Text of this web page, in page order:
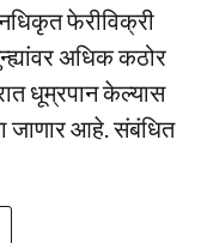
फेरीविक्री
अधिक कठोर
धूम्रपान केल्यास
जाणार आहे. संबंधित